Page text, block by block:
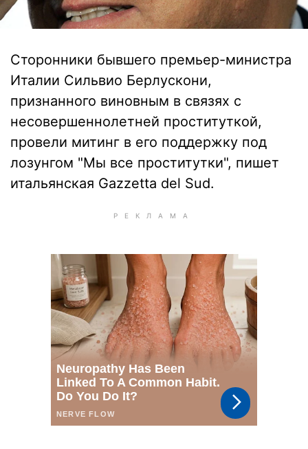
Сторонники бывшего премьер-министра
Италии Сильвио Берлускони,
признанного виновным в связях с
несовершеннолетней проституткой,
провели митинг в его поддержку под
лозунгом "Мы все проститутки", пишет
итальянская Gazzetta del Sud.